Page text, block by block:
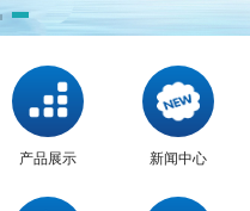
产品展示 新闻中心